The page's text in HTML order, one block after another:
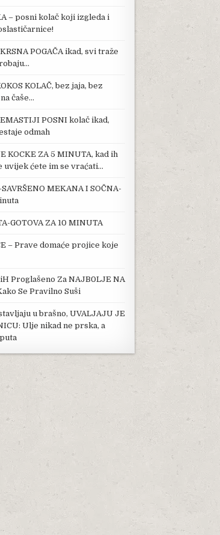
– posni kolač koji izgleda i
POGAČA ikad, svi traže
KOLAČ, bez jaja, bez
čaše…
POSNI kolač ikad,
odmah
KOCKE ZA 5 MINUTA, kad ih
uvijek ćete im se vraćati…
MEKANA I SOČNA-
GOTOVA ZA 10 MINUTA
– Prave domaće projice koje
Proglašeno Za NAJB0LJE NA
Se Pravilno Suši
u brašno, UVALJAJU JE
Ulje nikad ne prska, a